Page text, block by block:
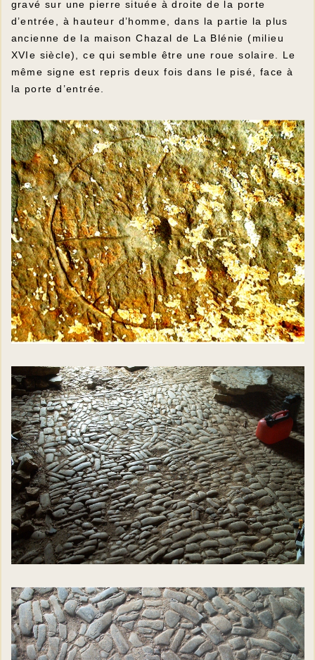
gravé sur une pierre située à droite de la porte
d’entrée, à hauteur d’homme, dans la partie la plus
ancienne de la maison Chazal de La Blénie (milieu
XVIe siècle), ce qui semble être une roue solaire. Le
même signe est repris deux fois dans le pisé, face à
la porte d’entrée.